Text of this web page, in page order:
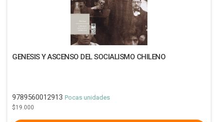
GENESIS Y ASCENSO DEL SOCIALISMO CHILENO
9789560012913 Pocas unidades
$19.000